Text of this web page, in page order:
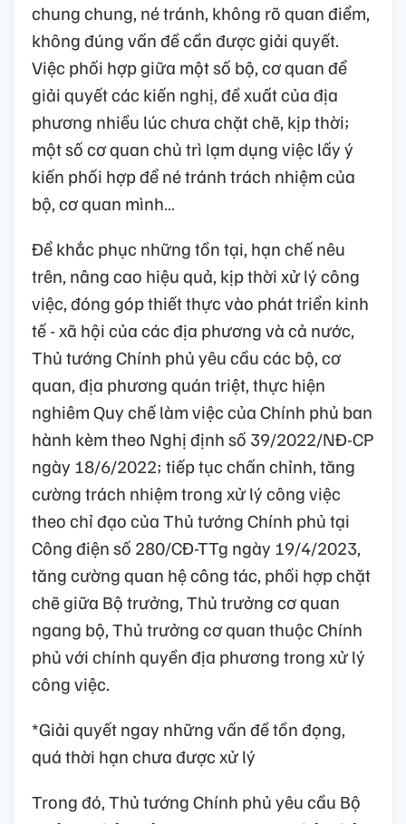
chung chung, né tránh, không rõ quan điểm,
không đúng vấn đề cần được giải quyết.
Việc phối hợp giữa một số bộ, cơ quan để
giải quyết các kiến nghị, đề xuất của địa
phương nhiều lúc chưa chặt chẽ, kịp thời;
một số cơ quan chủ trì lạm dụng việc lấy ý
kiến phối hợp để né tránh trách nhiệm của
bộ, cơ quan mình…
Để khắc phục những tồn tại, hạn chế nêu
trên, nâng cao hiệu quả, kịp thời xử lý công
việc, đóng góp thiết thực vào phát triển kinh
tế - xã hội của các địa phương và cả nước,
Thủ tướng Chính phủ yêu cầu các bộ, cơ
quan, địa phương quán triệt, thực hiện
nghiêm Quy chế làm việc của Chính phủ ban
hành kèm theo Nghị định số 39/2022/NĐ-CP
ngày 18/6/2022; tiếp tục chấn chỉnh, tăng
cường trách nhiệm trong xử lý công việc
theo chỉ đạo của Thủ tướng Chính phủ tại
Công điện số 280/CĐ-TTg ngày 19/4/2023,
tăng cường quan hệ công tác, phối hợp chặt
chẽ giữa Bộ trưởng, Thủ trưởng cơ quan
ngang bộ, Thủ trưởng cơ quan thuộc Chính
phủ với chính quyền địa phương trong xử lý
công việc.
*Giải quyết ngay những vấn đề tồn đọng,
quá thời hạn chưa được xử lý
Trong đó, Thủ tướng Chính phủ yêu cầu Bộ